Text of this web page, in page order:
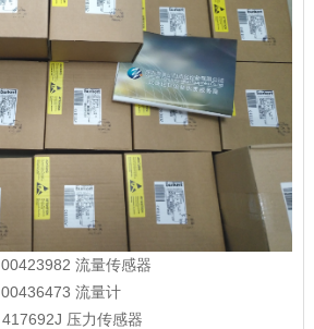
00423982 流量传感器
00436473 流量计
417692J 压力传感器